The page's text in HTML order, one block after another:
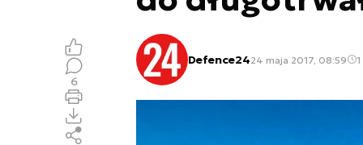
Defence2424 maja 2017, 08:59
6